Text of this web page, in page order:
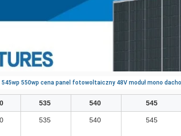
550wp cena panel fotowoltaiczny 48V moduł mono
535 540 545
535 540 545